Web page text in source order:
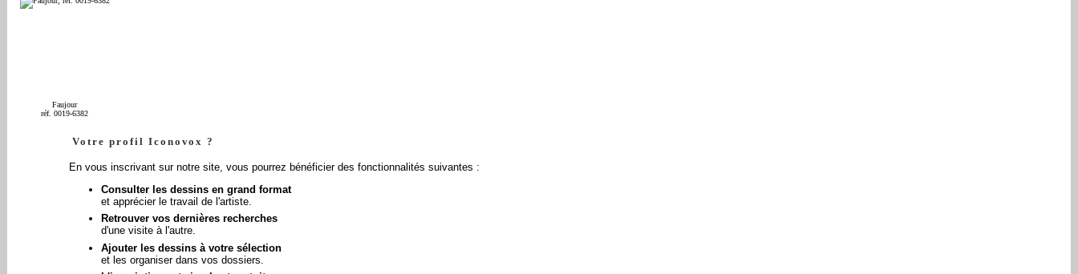
Faujour
réf. 0019-6382
Votre profil Iconovox ?
En vous inscrivant sur notre site, vous pourrez bénéficier des fonctionnalités suivantes :
Consulter les dessins en grand format
et apprécier le travail de l'artiste.
Retrouver vos dernières recherches
d'une visite à l'autre.
Ajouter les dessins à votre sélection
et les organiser dans vos dossiers.